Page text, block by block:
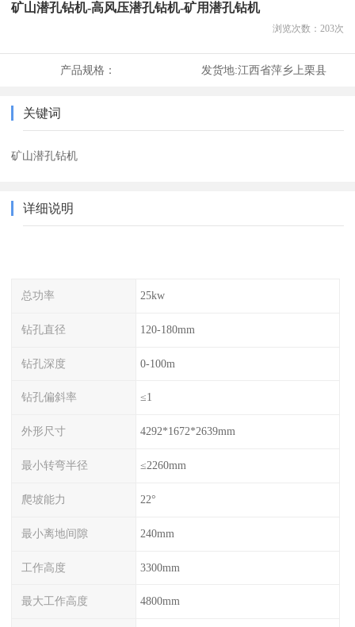
矿山潜孔钻机-高风压潜孔钻机-矿用潜孔钻机
浏览次数： 203次
产品规格： 发货地:江西省萍乡上栗县
关键词
矿山潜孔钻机
详细说明
总功率 25kw
钻孔直径 120-180mm
钻孔深度 0-100m
钻孔偏斜率 ≤1
外形尺寸 4292*1672*2639mm
最小转弯半径 ≤2260mm
爬坡能力 22°
最小离地间隙 240mm
工作高度 3300mm
最大工作高度 4800mm